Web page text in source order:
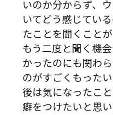
いのか分からず、
いてどう感じてい
たことを聞くこと
もう二度と聞く機
かったのにも関わ
のがすごくもった
後は気になったこ
癖をつけたいと思い